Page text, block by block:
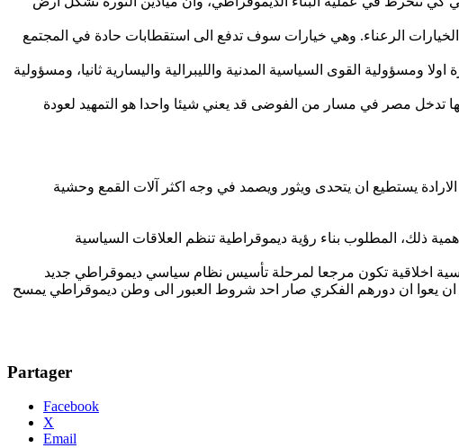
الخيارات الرعناء. وهي خيارات سوف تدفع الى استقطابات حادة في المجتمع
القوى السياسية المدنية والليبرالية واليسارية ثانيا، ومسؤولية
تدخل مصر في مسار من الفوضى قد يعني شيئا واحدا هو التمهيد لعودة
ذلك، المطلوب بناء رؤية ديموقراطية تنظم العلاقات السياسية
ان يعوا ان دورهم الفكري صار احد شروط العبور الى وطن ديموقراطي يمسح
Partager
Facebook
X
Email